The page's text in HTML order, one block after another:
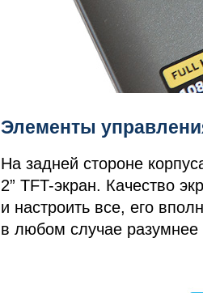
Элементы
На задней стороне
2” TFT-экран. Качество
и настроить все, его
в любом случае разумнее